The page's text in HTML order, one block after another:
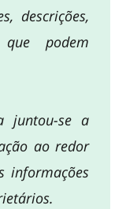
descrições,
podem
juntou-se a
ao redor
informações